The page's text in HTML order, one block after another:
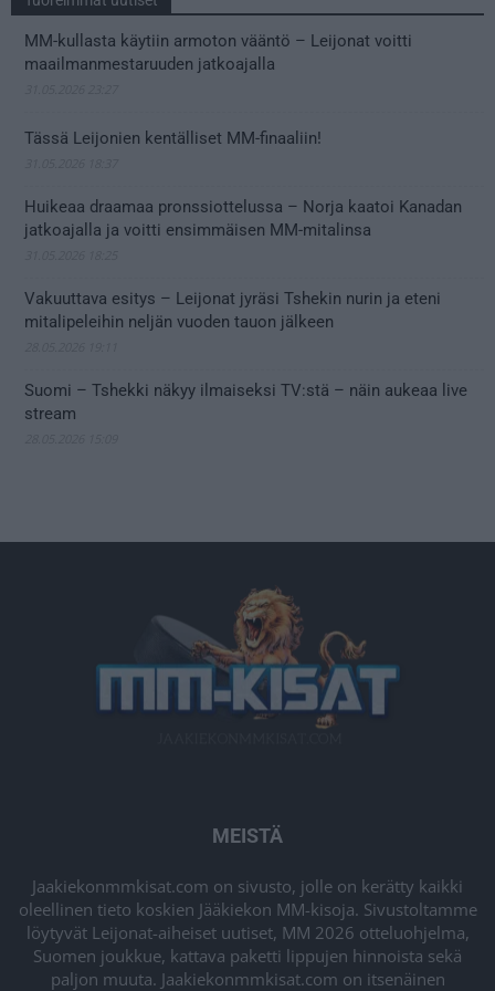
MM-kullasta käytiin armoton vääntö – Leijonat voitti
maailmanmestaruuden jatkoajalla
Tässä Leijonien kentälliset MM-finaaliin!
Huikeaa draamaa pronssiottelussa – Norja kaatoi Kanadan
jatkoajalla ja voitti ensimmäisen MM-mitalinsa
Vakuuttava esitys – Leijonat jyräsi Tshekin nurin ja eteni
mitalipeleihin neljän vuoden tauon jälkeen
Suomi – Tshekki näkyy ilmaiseksi TV:stä – näin aukeaa live
stream
MEISTÄ
Jaakiekonmmkisat.com on sivusto, jolle on kerätty kaikki
oleellinen tieto koskien Jääkiekon MM-kisoja. Sivustoltamme
löytyvät Leijonat-aiheiset uutiset, MM 2026 otteluohjelma,
Suomen joukkue, kattava paketti lippujen hinnoista sekä
paljon muuta. Jaakiekonmmkisat.com on itsenäinen